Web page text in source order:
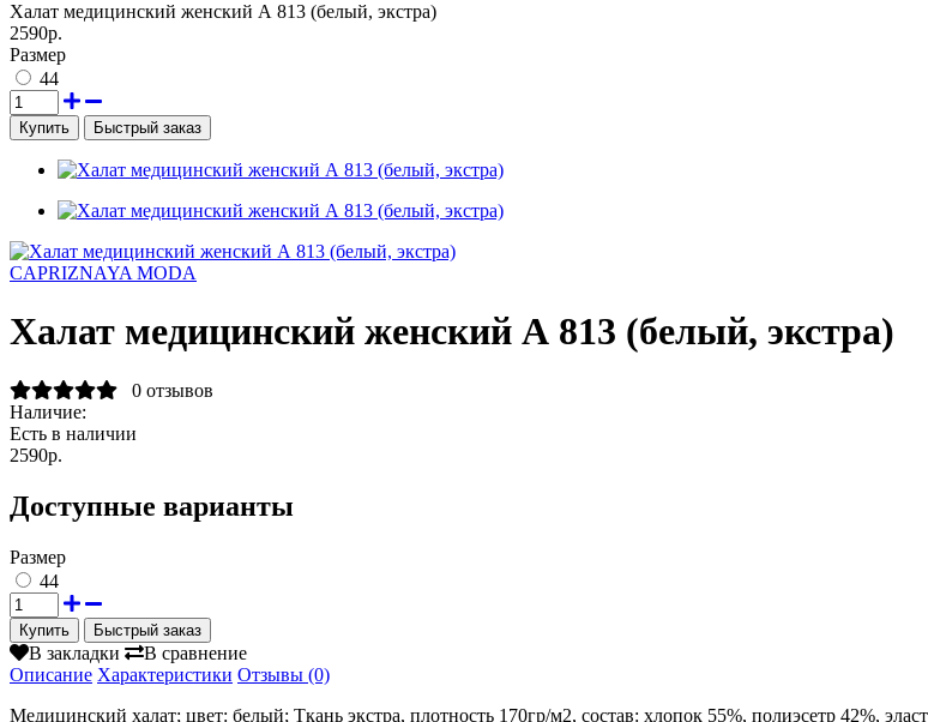
Халат медицинский женский А 813 (белый, экстра)
2590р.
Размер
44
Быстрый заказ
CAPRIZNAYA MODA
Халат медицинский женский А 813 (белый, экстра)
0 отзывов
Наличие:
Есть в наличии
2590р.
Доступные варианты
Размер
44
Быстрый заказ
В закладки
В сравнение
Описание Характеристики Отзывы (0)
Медицинский халат; цвет: белый; Ткань экстра, плотность 170гр/м2, состав: хлопок 55%, полиэсетр 42%,